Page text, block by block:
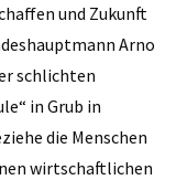
und Zukunft
Arno
schlichten
in Grub in
die Menschen
wirtschaftlichen